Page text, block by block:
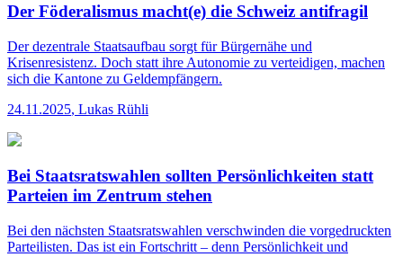
Der Föderalismus macht(e) die Schweiz antifragil
Der dezentrale Staatsaufbau sorgt für Bürgernähe und
Krisenresistenz. Doch statt ihre Autonomie zu verteidigen, machen
sich die Kantone zu Geldempfängern.
24.11.2025, Lukas Rühli
Bei Staatsratswahlen sollten Persönlichkeiten statt
Parteien im Zentrum stehen
Bei den nächsten Staatsratswahlen verschwinden die vorgedruckten
Parteilisten. Das ist ein Fortschritt – denn Persönlichkeit und